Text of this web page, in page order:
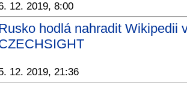
12. 2019, 8:00
hodlá nahradit Wikipedii
12. 2019, 21:36